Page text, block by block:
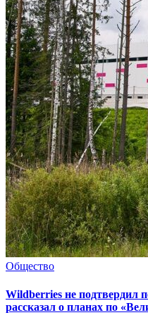
Общество
Wildberries не подтвердил
рассказал о планах по